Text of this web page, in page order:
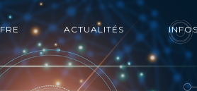
ACTUALITÉS